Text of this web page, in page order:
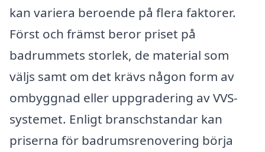
kan variera beroende på flera faktorer.
Först och främst beror priset på
badrummets storlek, de material som
väljs samt om det krävs någon form av
ombyggnad eller uppgradering av VVS-
systemet. Enligt branschstandar kan
priserna för badrumsrenovering börja